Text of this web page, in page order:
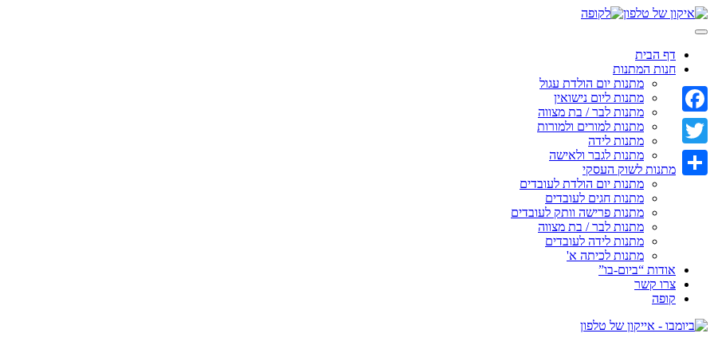
Skip
to
דף הבית
חנות המתנות
מתנות יום הולדת עגול
מתנות ליום נישואין
מתנות לבר / בת מצווה
מתנות למורים ולמורות
מתנות לידה
מתנות לגבר ולאישה
מתנות לשוק העסקי
מתנות יום הולדת לעובדים
מתנות חגים לעובדים
מתנות פרישה וותק לעובדים
מתנות לבר / בת מצווה
מתנות לידה לעובדים
מתנות לכיתה א'
אודות “ביום-בו”
צרו קשר
קופה
Facebook
Twitter